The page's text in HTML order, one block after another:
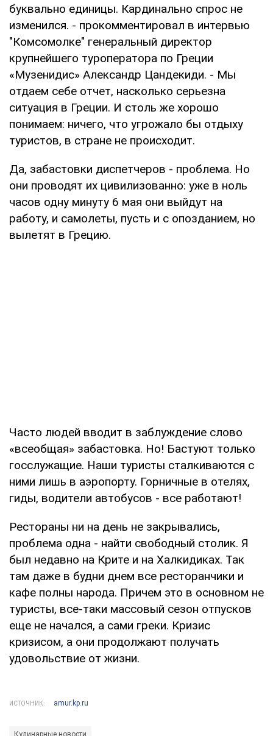
буквально единицы. Кардинально спрос не
изменился. - прокомментировал в интервью
"Комсомолке" генеральный директор
крупнейшего туроператора по Греции
«Музенидис» Александр Цандекиди. - Мы
отдаем себе отчет, насколько серьезна
ситуация в Греции. И столь же хорошо
понимаем: ничего, что угрожало бы отдыху
туристов, в стране не происходит.
Да, забастовки диспетчеров - проблема. Но
они проводят их цивилизованно: уже в ноль
часов одну минуту 6 мая они выйдут на
работу, и самолеты, пусть и с опозданием, но
вылетят в Грецию.
Часто людей вводит в заблуждение слово
«всеобщая» забастовка. Но! Бастуют только
госслужащие. Наши туристы сталкиваются с
ними лишь в аэропорту. Горничные в отелях,
гиды, водители автобусов - все работают!
Рестораны ни на день не закрывались,
проблема одна - найти свободный столик. Я
был недавно на Крите и на Халкидиках. Так
там даже в будни днем все ресторанчики и
кафе полны народа. Причем это в основном не
туристы, все-таки массовый сезон отпусков
еще не начался, а сами греки. Кризис
кризисом, а они продолжают получать
удовольствие от жизни.
ИСТОЧНИК: amur.kp.ru
Кулинарные новости